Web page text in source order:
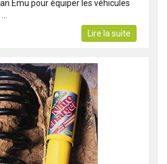
Emu pour équiper les véhicules
Lire la suite